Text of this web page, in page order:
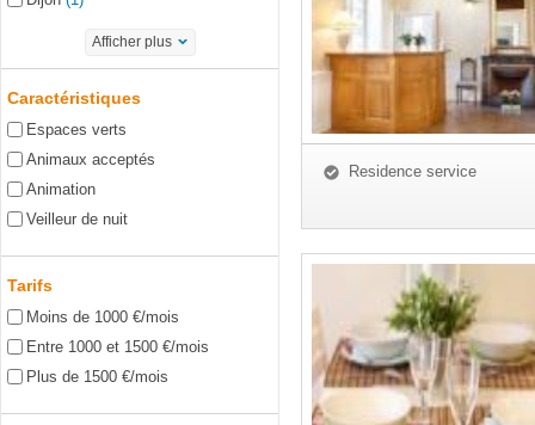
Afficher plus
Caractéristiques
Espaces verts
Animaux acceptés
Animation
Veilleur de nuit
Tarifs
Moins de 1000 €/mois
Entre 1000 et 1500 €/mois
Plus de 1500 €/mois
Residence service